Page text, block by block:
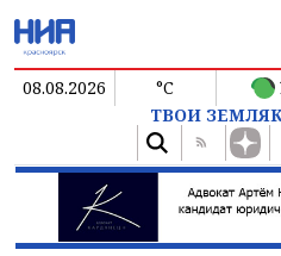
08.08.2026 °C
ТВОИ